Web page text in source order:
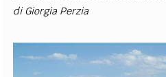
diGiorgia Perzia